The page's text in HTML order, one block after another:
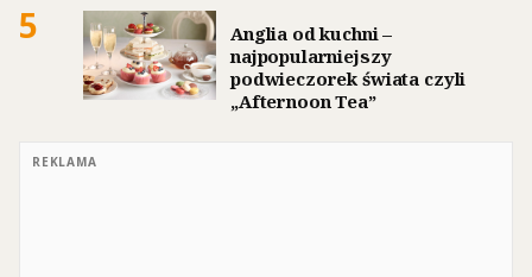
5
Anglia od kuchni –
najpopularniejszy
podwieczorek świata czyli
„Afternoon Tea”
REKLAMA